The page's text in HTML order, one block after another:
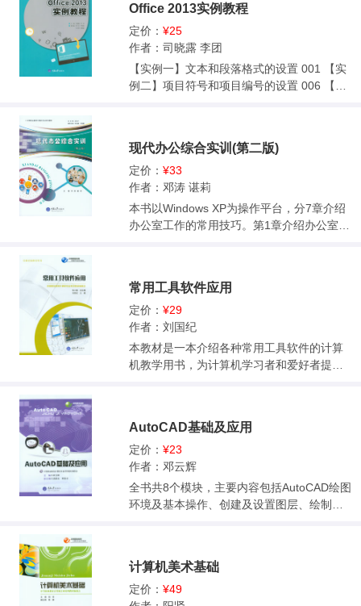
光及灯光的基础属性 0535.5照明实验 0555.6
三点光源照明 056第6章 灯光属性与灯光特
效 0636.1灯光属性详解 0636.2灯光特效 075
6.3场景中的默认灯光 0836.4灯光与物体的链
接 084第7章 设置的概要介绍 0867.1设置
概论 0867.2设置的工作流程 0887.3设置的相
8.3动画师 0938.4传统动画与3D动画的区别
0938.5动画师的工作内容 0948.6动画环节在
影视制作中的作用 094第9章 动画七大key
帧方法 0959.1关键帧的概念 0959.2关键帧设
置详解 096第10章 Graph Editor 10010.1
Graph Editor简介 10010.2工作中常用功能
17第12章 动画基础——球体运动的重量感
12512.1Maya Preferences关于动画的设置 1
2512.2运用曲线控制小球运动 12612.3不同
质感的小球分析 13012.4示例制作说明 131
第13章 粒子系统 13413.1粒子基础 13413.
2动力场 15713.3粒子碰撞 16213.4粒子目标
程序流程控制、构造数据对象、实现模块化
程序、文件操作、程序设计实践。本书侧重
于上机调试能力的培养，并通过上机调试结
果来掌握相关知识。全书各模块后配有课后
评估的内容，让学生对所学内容能自己评
Office 2013实例教程
定价： ¥25
作者：司晓露 李团
【实例一】文本和段落格式的设置 001 【实
例二】项目符号和项目编号的设置 006 【实
表格的创建与编辑 024 【实例七】表格数据
简单计算 030 【实例八】SmartArt组织结构
034 【实例九】数学试卷的制作 038 【实例
十】图文混排之名片的制作 042 【实例十
一】图文混排之复杂排版 046 【实例十二】
六】Word目录 068 【实例十七】初识Excel
2013 073 【实例十八】Excel基本操作 077
【实例十九】Excel记录单 079 【实例二十】
Excel美化表格 081 【实例二十一】Excel基
本计算 085 【实例二十二】条件函数 088
【实例二十三】图表 092 【实例二十四】排
2 【实例二十七】Excel拆分合并单元格 105
【实例二十八】现有数据的整理与规范 108
【实例二十九】基础PowerPoint制作与放映
111 【实例三十】PowerPoint动画应用与页
面的切换 116 【实例三十一】PowerPoint中
超链接的应用 122 【实例三十二】PowerPoi
nt触发器 139 【实例三十五】综合之邮件合
并 141 【实例三十六】综合之Word中的Exc
el 145 【实例三十七】综合之Word中的PPT
现代办公综合实训(第二版)
定价： ¥33
作者：邓涛 谌莉
本书以Windows XP为操作平台，分7章介绍
办公室工作的常用技巧。第1章介绍办公室中
常见的网络应用；第5章介绍Word 2007的高
级应用；第6章介绍Excel 2007的高级应用；
第7章介绍现代办公中常用的几个软件，包括
PowerPoint 2007、Project 2007、Adobe R
eader等。
常用工具软件应用
定价： ¥29
作者：刘国纪
本教材是一本介绍各种常用工具软件的计算
机教学用书，为计算机学习者和爱好者提供
刻录、虚拟光驱、系统优化等工具软件的使
用。 本书覆盖面广，知识量大，对工具软件
的讲解仅选择常用的功能，对中职计算机专
业常用工具软件的教学起着抛砖引玉的作
用。
AutoCAD基础及应用
定价： ¥23
作者：邓云辉
全书共8个模块，主要内容包括AutoCAD绘图
环境及基本操作、创建及设置图层、绘制二
输出、AutoCAD证书考试练习题等。 本书是
中等职业学校数控、模具、机械、电子、工
计算机美术基础
定价： ¥49